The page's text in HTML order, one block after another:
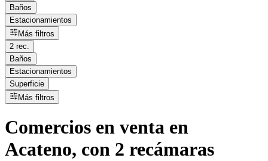
Baños
Estacionamientos
Más filtros
2 rec.
Baños
Estacionamientos
Superficie
Más filtros
Comercios en venta en
Acateno, con 2 recámaras